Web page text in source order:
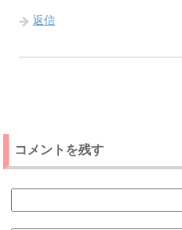
返信
コメントを残す